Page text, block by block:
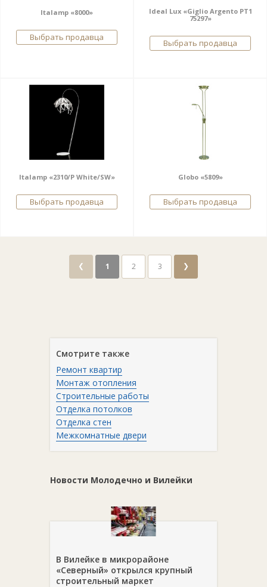
Italamp «8000»
Выбрать продавца
Ideal Lux «Giglio Argento PT1
75297»
Выбрать продавца
Italamp «2310/P White/SW»
Выбрать продавца
Globo «5809»
Выбрать продавца
❮ 1 2 3 ❯
Смотрите также
Ремонт квартир
Монтаж отопления
Строительные работы
Отделка потолков
Отделка стен
Межкомнатные двери
Новости Молодечно и Вилейки
В Вилейке в микрорайоне
«Северный» открылся крупный
строительный маркет